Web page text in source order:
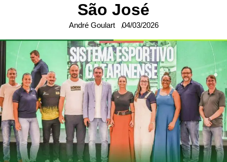
São José
André Goulart 04/03/2026